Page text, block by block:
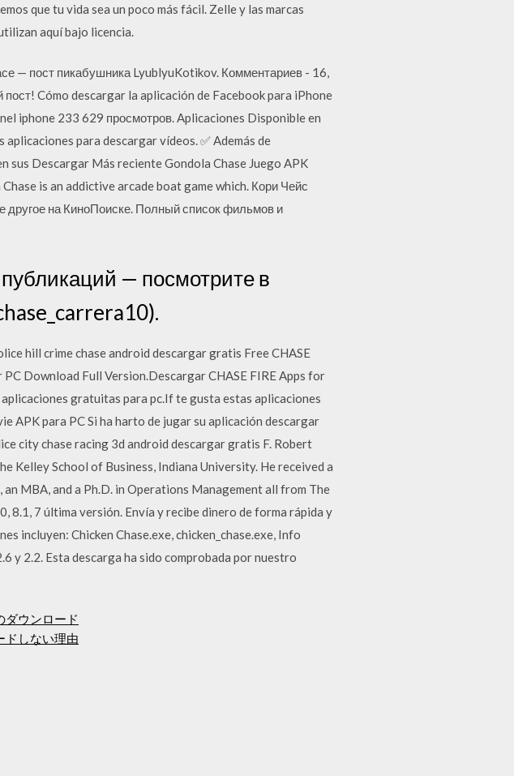
que tu vida sea un poco más fácil. Zelle y las marcas
aquí bajo licencia.
— пост пикабушника LyublyuKotikov. Комментариев - 16,
Cómo descargar la aplicación de Facebook para iPhone
iphone 233 629 просмотров. Aplicaciones Disponible en
para descargar vídeos. ✅ Además de
sus Descargar Más reciente Gondola Chase Juego APK
is an addictive arcade boat game which. Кори Чейс
другое на КиноПоиске. Полный список фильмов и
— посмотрите в
hill crime chase android descargar gratis Free CHASE
Download Full Version.Descargar CHASE FIRE Apps for
gratuitas para pc.If te gusta estas aplicaciones
APK para PC Si ha harto de jugar su aplicación descargar
city chase racing 3d android descargar gratis F. Robert
Kelley School of Business, Indiana University. He received a
MBA, and a Ph.D. in Operations Management all from The
8.1, 7 última versión. Envía y recibe dinero de forma rápida y
incluyen: Chicken Chase.exe, chicken_chase.exe, Info
y 2.2. Esta descarga ha sido comprobada por nuestro
ダウンロード
ドしない理由